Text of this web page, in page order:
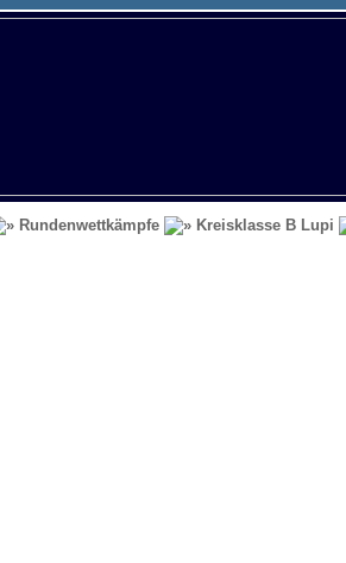
Rundenwettkämpfe Kreisklasse B Lupi